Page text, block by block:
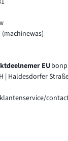
(machinewas)
EU
| Haldesdorfer